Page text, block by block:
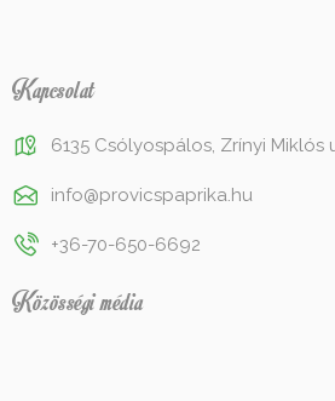
Kapcsolat
6135 Csólyospálos, Zrínyi Miklós
info@provicspaprika.hu
+36-70-650-6692
Közösségi média